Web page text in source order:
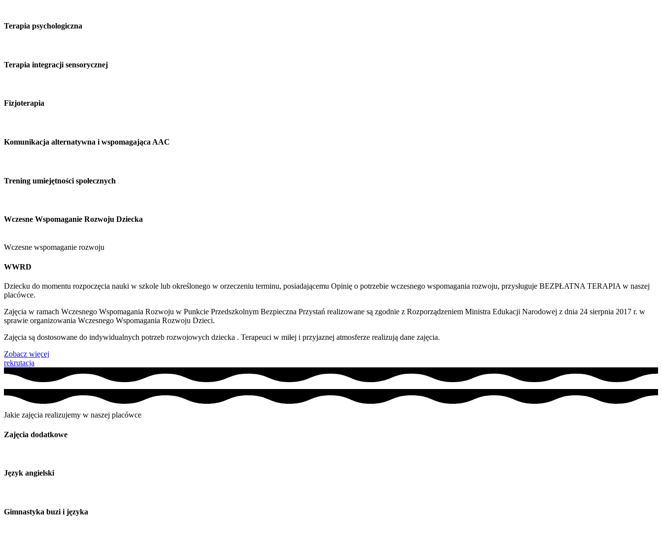
Terapia psychologiczna
Terapia integracji sensorycznej
Fizjoterapia
Komunikacja alternatywna i wspomagająca AAC
Trening umiejętności społecznych
Wczesne Wspomaganie Rozwoju Dziecka
Wczesne wspomaganie rozwoju
WWRD
Dziecku do momentu rozpoczęcia nauki w szkole lub określonego w orzeczeniu terminu, posiadającemu Opinię o potrzebie wczesnego wspomagania rozwoju, przysługuje BEZPŁATNA TERAPIA w naszej
placówce.
Zajęcia w ramach Wczesnego Wspomagania Rozwoju w Punkcie Przedszkolnym Bezpieczna Przystań realizowane są zgodnie z Rozporządzeniem Ministra Edukacji Narodowej z dnia 24 sierpnia 2017 r. w
sprawie organizowania Wczesnego Wspomagania Rozwoju Dzieci.
Zajęcia są dostosowane do indywidualnych potrzeb rozwojowych dziecka . Terapeuci w miłej i przyjaznej atmosferze realizują dane zajęcia.
Zobacz więcej
rekrutacja
Jakie zajęcia realizujemy w naszej placówce
Zajęcia dodatkowe
Język angielski
Gimnastyka buzi i języka